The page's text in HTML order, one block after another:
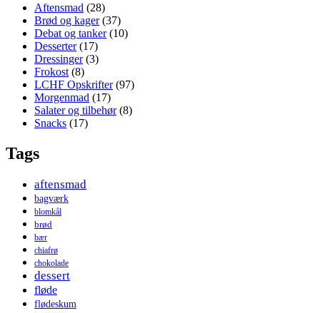
Aftensmad (28)
Brød og kager(37)
Debat og tanker(10)
Desserter(17)
Dressinger(3)
Frokost (8)
LCHF Opskrifter(97)
Morgenmad (17)
Salater og tilbehør(8)
Snacks (17)
Tags
aftensmad
bagværk
blomkål
brød
bær
chiafrø
chokolade
dessert
fløde
flødeskum